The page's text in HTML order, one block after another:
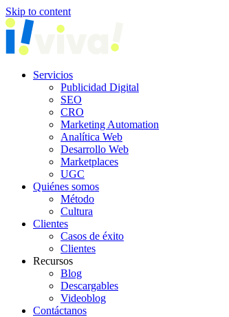
Skip to content
Servicios
Publicidad Digital
SEO
CRO
Marketing Automation
Analítica Web
Desarrollo Web
Marketplaces
UGC
Quiénes somos
Método
Cultura
Clientes
Casos de éxito
Clientes
Recursos
Blog
Descargables
Videoblog
Contáctanos